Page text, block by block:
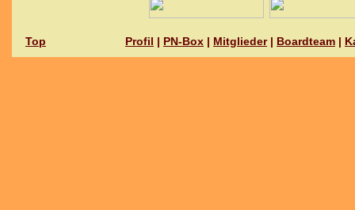
Top Profil | PN-Box | Mitglieder| Boardteam |